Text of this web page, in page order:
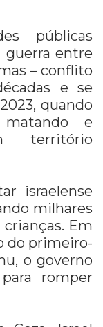
públicas
guerra entre
– conflito
e se
quando
e
território
israelense
milhares
Em
do primeiro-
o governo
romper